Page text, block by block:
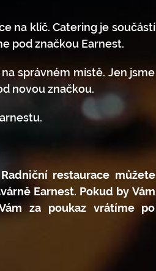
na klíč. Catering je součástí
pod značkou Earnest.
správném místě. Jen jsme
novou značkou.
restaurace můžete
Earnest. Pokud by Vám
za poukaz vrátíme po